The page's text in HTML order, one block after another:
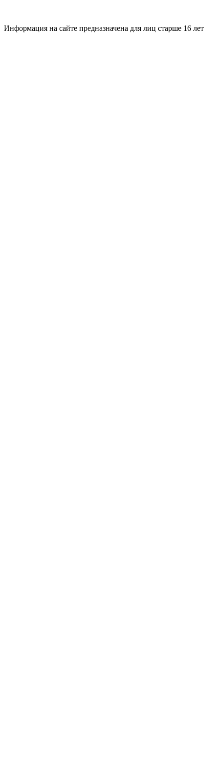
Информация на сайте предназначена для лиц старше 16 лет